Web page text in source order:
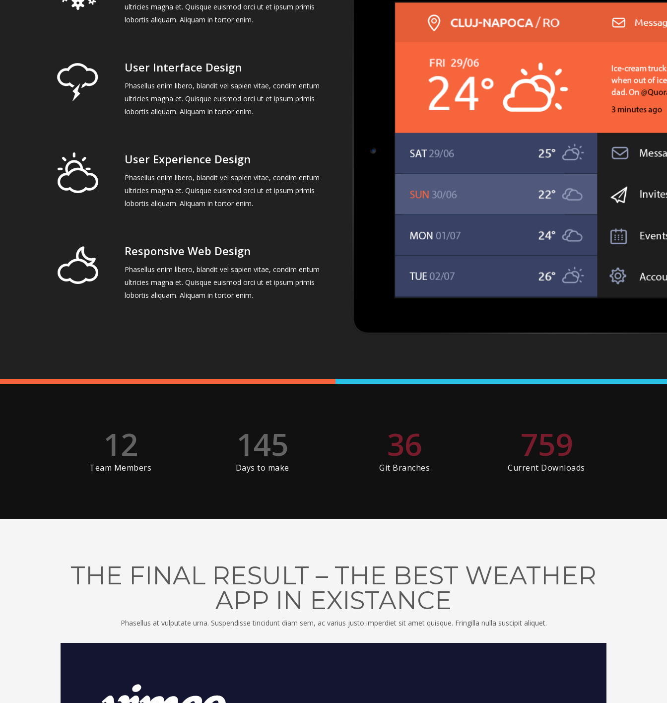
ultricies magna et. Quisque euismod orci ut et ipsum primis
lobortis aliquam. Aliquam in tortor enim.
User Interface Design
Phasellus enim libero, blandit vel sapien vitae, condim entum
ultricies magna et. Quisque euismod orci ut et ipsum primis
lobortis aliquam. Aliquam in tortor enim.
User Experience Design
Phasellus enim libero, blandit vel sapien vitae, condim entum
ultricies magna et. Quisque euismod orci ut et ipsum primis
lobortis aliquam. Aliquam in tortor enim.
Responsive Web Design
Phasellus enim libero, blandit vel sapien vitae, condim entum
ultricies magna et. Quisque euismod orci ut et ipsum primis
lobortis aliquam. Aliquam in tortor enim.
12
Team Members
145
Days to make
36
Git Branches
759
Current Downloads
THE FINAL RESULT – THE BEST WEATHER
APP IN EXISTANCE
Phasellus at vulputate urna. Suspendisse tincidunt diam sem, ac varius justo imperdiet sit amet quisque. Fringilla nulla suscipit aliquet.